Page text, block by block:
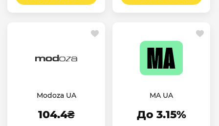
Modoza UA
104.4₴
MA UA
До 3.15%